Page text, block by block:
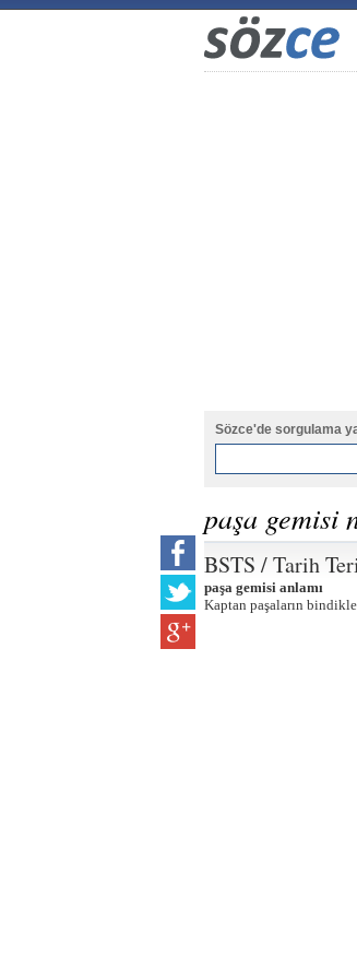
Sözce'de sorgulama
paşa gemisi
BSTS / Tarih
paşa gemisi anlamı
Kaptan paşaların